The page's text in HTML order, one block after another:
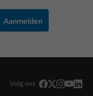
Aanmelden
Volg ons